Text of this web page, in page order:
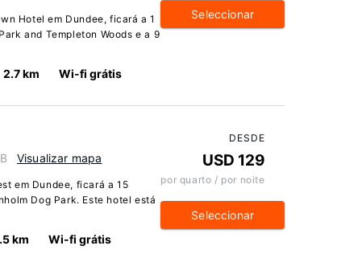
Hotel em Dundee, ficará a 1
and Templeton Woods e a 9
2.7 km Wi-fi grátis
Seleccionar
Visualizar mapa
em Dundee, ficará a 15
Dog Park. Este hotel está
km Wi-fi grátis
DESDE
USD 129
por quarto / por noite
Seleccionar